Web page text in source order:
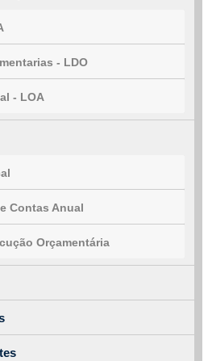
- LDO
- LOA
Contas Anual
Orçamentária